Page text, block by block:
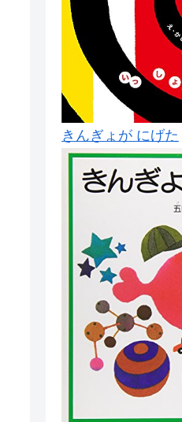
きんぎょが にげた